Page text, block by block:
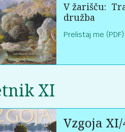
V žarišču:
družba
Prelistaj me (PDF)
XI
Vzgoja XI/